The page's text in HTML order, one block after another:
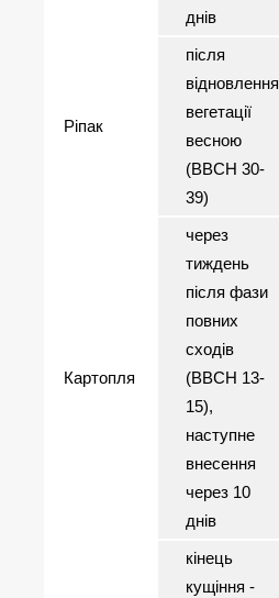
днів
Ріпак
після
відновлення
вегетації
весною
(ВВСН 30-
39)
Картопля
через
тиждень
після фази
повних
сходів
(ВВСН 13-
15),
наступне
внесення
через 10
днів
кінець
кущіння -